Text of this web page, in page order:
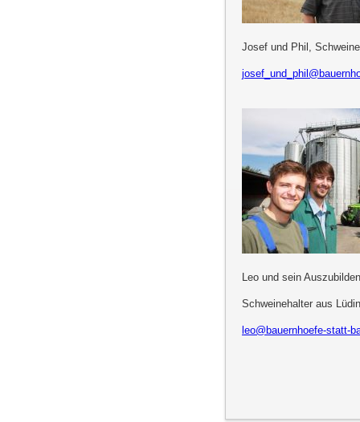
Josef und Phil,
Leo und sein
Schweinehalter aus
leo@bauernhoefe-statt-